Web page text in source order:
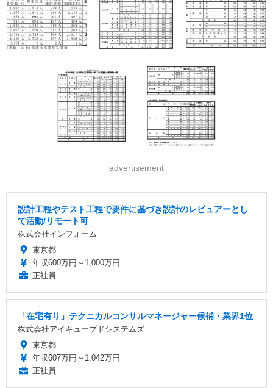
advertisement
設計工程やテスト工程で要件に基づき設計のレビュアーとし
て活動/リモート可
株式会社インフォーム
東京都
年収600万円～1,000万円
正社員
「在宅有り」テクニカルコンサルマネージャー候補・業界1位
株式会社アイキューブドシステムズ
東京都
年収607万円～1,042万円
正社員